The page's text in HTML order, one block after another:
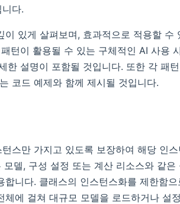
다.
있게 살펴보며, 효과적으로 적용할 수
턴이 활용될 수 있는 구체적인 AI 사용
한 설명이 포함될 것입니다. 또한 각 패
코드 예제와 함께 제시될 것입니다.
스만 가지고 있도록 보장하여 해당 인
델, 구성 설정 또는 계산 리소스와 같은
니다. 클래스의 인스턴스화를 제한함
에 걸쳐 대규모 모델을 로드하거나 설